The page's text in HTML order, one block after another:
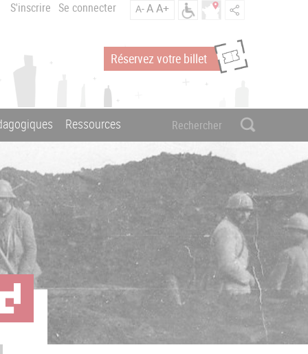
S'inscrire Se connecter A-AA+
Réservez votre billet
Ressources